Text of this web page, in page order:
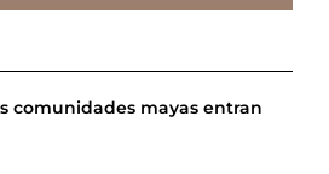
comunidades mayas entran